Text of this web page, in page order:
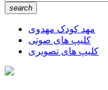
search
مهد کودک مهدوی
کلیپ های صوتی
کلیپ های تصویری